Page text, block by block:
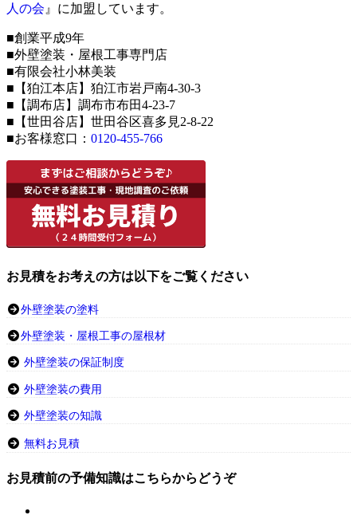
人の会 』に加盟しています。
■創業平成9年
■外壁塗装・屋根工事専門店
■有限会社小林美装
■【狛江本店】狛江市岩戸南4-30-3
■【調布店】調布市布田4-23-7
■【世田谷店】世田谷区喜多見2-8-22
■お客様窓口： 0120-455-766
お見積をお考えの方は以下をご覧ください
外壁塗装の塗料
外壁塗装・屋根工事の屋根材
外壁塗装の保証制度
外壁塗装の費用
外壁塗装の知識
無料お見積
お見積前の予備知識はこちらからどうぞ